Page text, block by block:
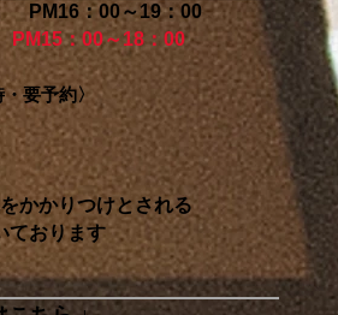
：00～19：00
：00～18：00
予約〉
ル 〈要予約〉
)
かりつけとされる
おります